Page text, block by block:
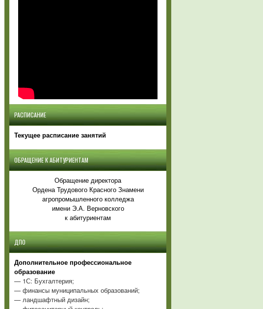
РАСПИСАНИЕ
Текущее расписание занятий
ОБРАЩЕНИЕ К АБИТУРИЕНТАМ
Обращение директора
Ордена Трудового Красного Знамени
агропромышленного колледжа
имени Э.А. Верновского
к абитуриентам
ДПО
Дополнительное профессиональное
образование
— 1С: Бухгалтерия;
— финансы муниципальных образований;
— ландшафтный дизайн;